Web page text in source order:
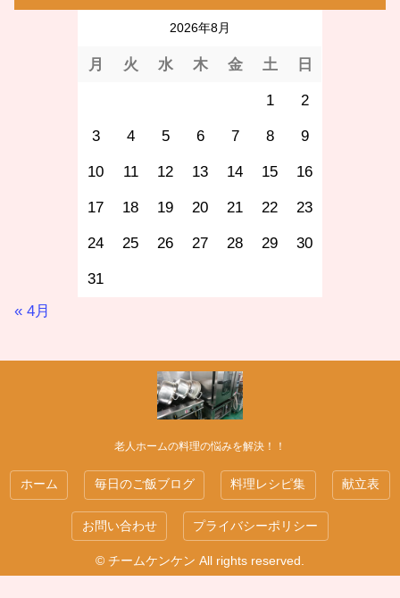
2026年8月
月 火 水 木 金 土 日
1 2
3 4 5 6 7 8 9
10 11 12 13 14 15 16
17 18 19 20 21 22 23
24 25 26 27 28 29 30
31
« 4月
老人ホームの料理の悩みを解決！！
ホーム 毎日のご飯ブログ 料理レシピ集 献立表
お問い合わせ プライバシーポリシー
© チームケンケン All rights reserved.